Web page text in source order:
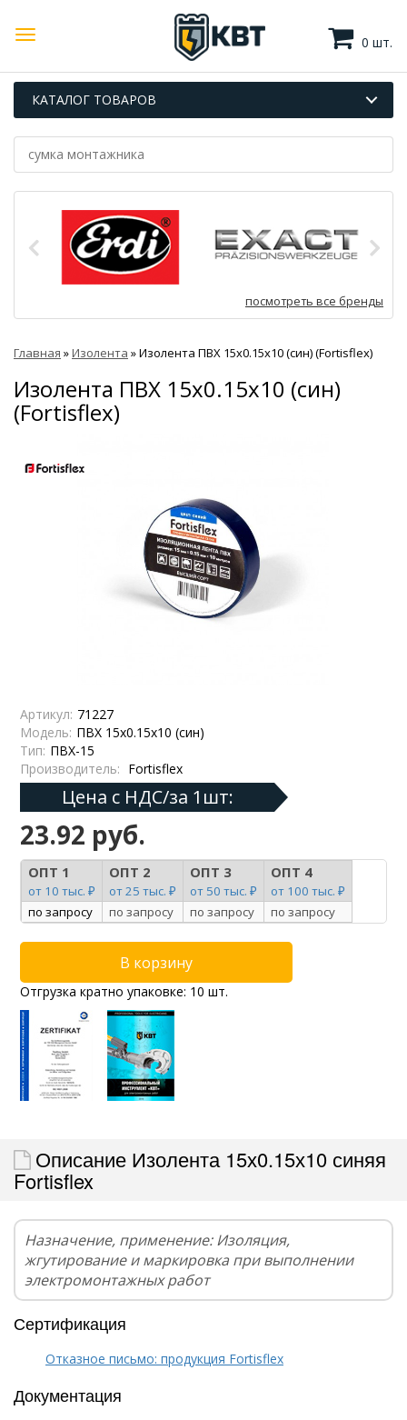
0 шт.
КАТАЛОГ ТОВАРОВ
посмотреть все бренды
Главная »Изолента »Изолента ПВХ 15х0.15х10 (син) (Fortisflex)
Изолента ПВХ 15х0.15х10 (син)
(Fortisflex)
Артикул: 71227
Модель: ПВХ 15х0.15х10 (син)
Тип: ПВХ-15
Производитель: Fortisflex
Цена с НДС/за 1шт:
23.92 руб.
ОПТ 1
от 10 тыс. ₽
ОПТ 2
от 25 тыс. ₽
ОПТ 3
от 50 тыс. ₽
ОПТ 4
от 100 тыс. ₽
по запросу
по запросу по запросу по запросу
Отгрузка кратно упаковке: 10 шт.
Описание Изолента 15х0.15х10 синяя
Fortisflex
Назначение, применение: Изоляция,
жгутирование и маркировка при выполнении
электромонтажных работ
Сертификация
Отказное письмо: продукция Fortisflex
Документация